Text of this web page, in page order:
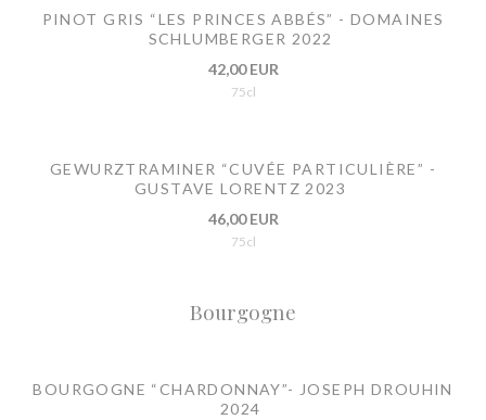
PINOT GRIS “LES PRINCES ABBÉS” - DOMAINES
SCHLUMBERGER 2022
42,00 EUR
75cl
GEWURZTRAMINER “CUVÉE PARTICULIÈRE” -
GUSTAVE LORENTZ 2023
46,00 EUR
75cl
Bourgogne
BOURGOGNE “CHARDONNAY”- JOSEPH DROUHIN
2024